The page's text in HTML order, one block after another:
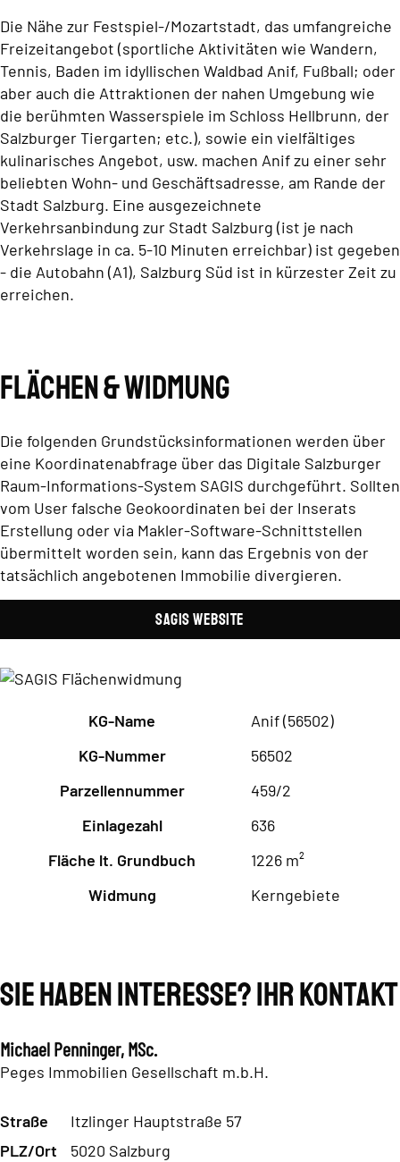
Die Nähe zur Festspiel-/Mozartstadt, das umfangreiche
Freizeitangebot (sportliche Aktivitäten wie Wandern,
Tennis, Baden im idyllischen Waldbad Anif, Fußball; oder
aber auch die Attraktionen der nahen Umgebung wie
die berühmten Wasserspiele im Schloss Hellbrunn, der
Salzburger Tiergarten; etc.), sowie ein vielfältiges
kulinarisches Angebot, usw. machen Anif zu einer sehr
beliebten Wohn- und Geschäftsadresse, am Rande der
Stadt Salzburg. Eine ausgezeichnete
Verkehrsanbindung zur Stadt Salzburg (ist je nach
Verkehrslage in ca. 5-10 Minuten erreichbar) ist gegeben
- die Autobahn (A1), Salzburg Süd ist in kürzester Zeit zu
erreichen.
Flächen & Widmung
Die folgenden Grundstücksinformationen werden über
eine Koordinatenabfrage über das Digitale Salzburger
Raum-Informations-System SAGIS durchgeführt. Sollten
vom User falsche Geokoordinaten bei der Inserats
Erstellung oder via Makler-Software-Schnittstellen
übermittelt worden sein, kann das Ergebnis von der
tatsächlich angebotenen Immobilie divergieren.
SAGIS Website
KG-Name
Anif (56502)
KG-Nummer
56502
Parzellennummer
459/2
Einlagezahl
636
Fläche lt. Grundbuch
1226 m²
Widmung
Kerngebiete
Sie haben Interesse? Ihr Kontakt
Michael Penninger, MSc.
Peges Immobilien Gesellschaft m.b.H.
Straße
Itzlinger Hauptstraße 57
PLZ/Ort
5020 Salzburg